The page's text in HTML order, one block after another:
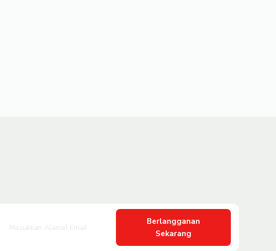
Berlangganan
Sekarang